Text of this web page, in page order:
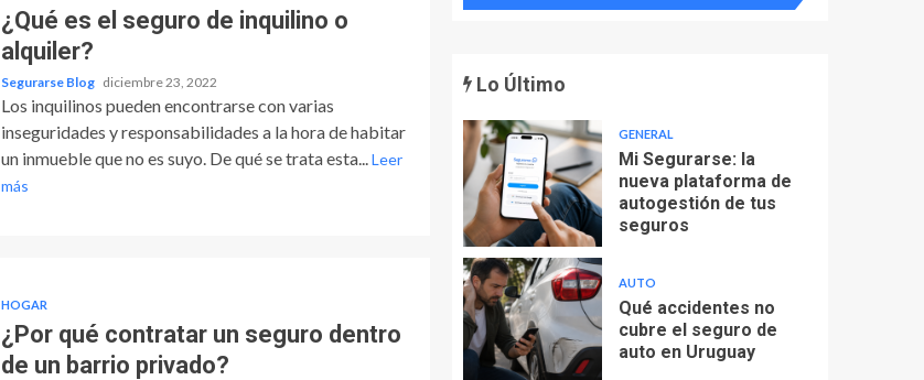
¿Qué es el seguro de inquilino o
alquiler?
Segurarse Blog diciembre 23, 2022
Los inquilinos pueden encontrarse con varias
inseguridades y responsabilidades a la hora de habitar
un inmueble que no es suyo. De qué se trata esta... Leer
más
HOGAR
¿Por qué contratar un seguro dentro
de un barrio privado?
Lo Último
GENERAL
Mi Segurarse: la
nueva plataforma de
autogestión de tus
seguros
AUTO
Qué accidentes no
cubre el seguro de
auto en Uruguay